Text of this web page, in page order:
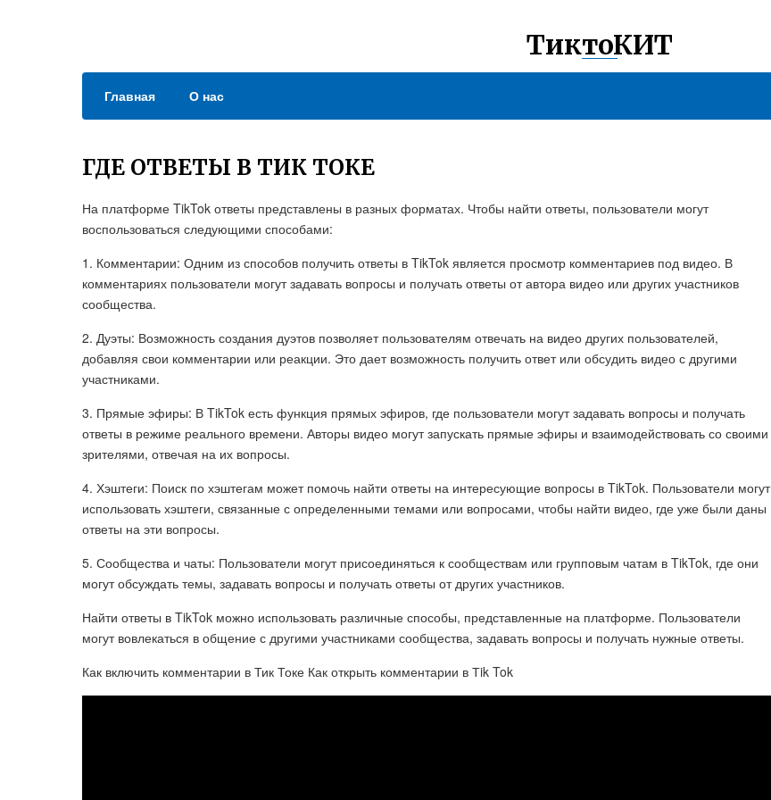
ТиктоКИТ
Главная О нас
ГДЕ ОТВЕТЫ В ТИК ТОКЕ
На платформе TikTok ответы представлены в разных форматах. Чтобы найти ответы, пользователи могут
воспользоваться следующими способами:
1. Комментарии: Одним из способов получить ответы в TikTok является просмотр комментариев под видео. В
комментариях пользователи могут задавать вопросы и получать ответы от автора видео или других участников
сообщества.
2. Дуэты: Возможность создания дуэтов позволяет пользователям отвечать на видео других пользователей,
добавляя свои комментарии или реакции. Это дает возможность получить ответ или обсудить видео с другими
участниками.
3. Прямые эфиры: В TikTok есть функция прямых эфиров, где пользователи могут задавать вопросы и получать
ответы в режиме реального времени. Авторы видео могут запускать прямые эфиры и взаимодействовать со своими
зрителями, отвечая на их вопросы.
4. Хэштеги: Поиск по хэштегам может помочь найти ответы на интересующие вопросы в TikTok. Пользователи могут
использовать хэштеги, связанные с определенными темами или вопросами, чтобы найти видео, где уже были даны
ответы на эти вопросы.
5. Сообщества и чаты: Пользователи могут присоединяться к сообществам или групповым чатам в TikTok, где они
могут обсуждать темы, задавать вопросы и получать ответы от других участников.
Найти ответы в TikTok можно использовать различные способы, представленные на платформе. Пользователи
могут вовлекаться в общение с другими участниками сообщества, задавать вопросы и получать нужные ответы.
Как включить комментарии в Тик Токе Как открыть комментарии в Тik Tok